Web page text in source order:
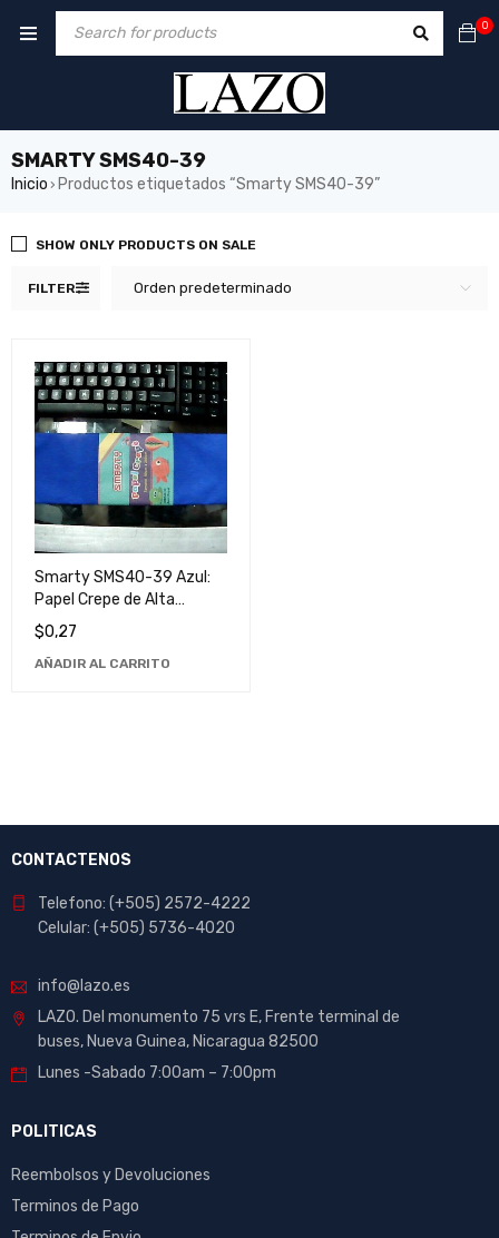
0
SMARTY SMS40-39
Inicio › Productos etiquetados “Smarty SMS40-39”
FILTER Orden predeterminado
SHOW ONLY PRODUCTS ON SALE
Smarty SMS40-39 Azul:
Papel Crepe de Alta
Calidad para Manualidades
y Decoraciones
$0,27
AÑADIR AL CARRITO
CONTACTENOS
Telefono: (+505) 2572-4222
Celular: (+505) 5736-4020
info@lazo.es
LAZO. Del monumento 75 vrs E, Frente terminal de
buses, Nueva Guinea, Nicaragua 82500
Lunes -Sabado 7:00am – 7:00pm
POLITICAS
Reembolsos y Devoluciones
Terminos de Pago